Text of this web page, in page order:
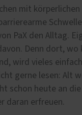
mit
PaX den Alltag.
Denn dort, wo
wird vieles
gerne lesen: Alt
schon heute an
daran erfreuen.